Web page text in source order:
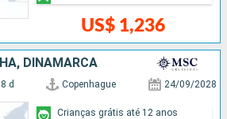
US$ 1,236
DINAMARCA
8 d Copenhague 24/09/2028
Crianças grátis até 12 anos